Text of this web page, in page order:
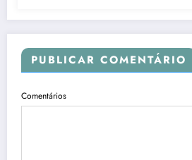
PUBLICAR COMENTÁRIO
Comentários